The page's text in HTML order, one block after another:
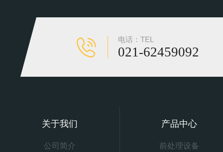
电话：TEL
021-62459092
关于我们
公司简介
产品中心
前处理设备